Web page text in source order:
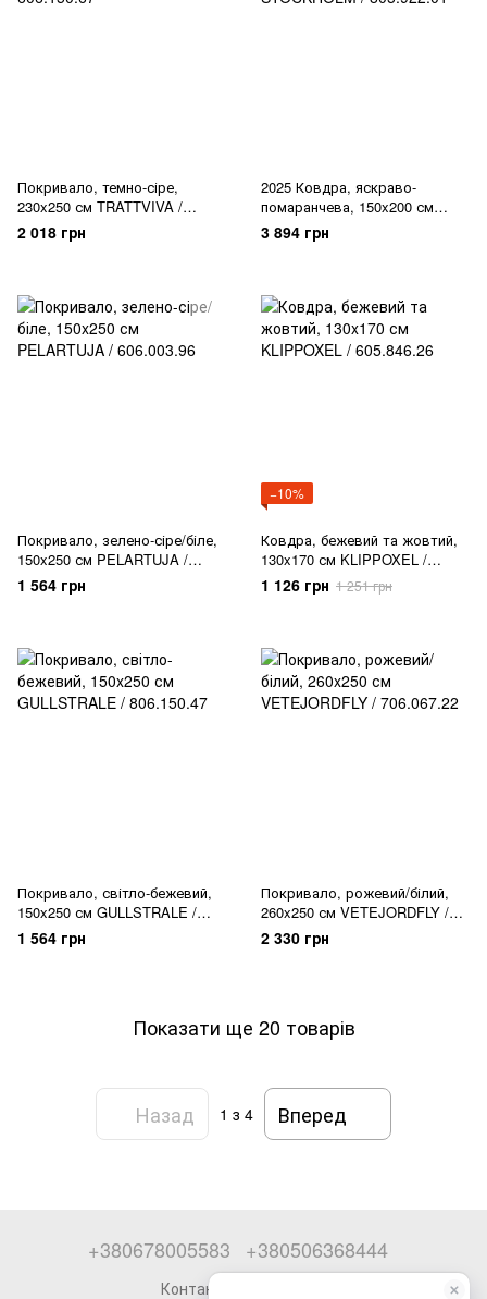
Покривало, темно-сіре,
230x250 см TRATTVIVA /
606.150.67
2 018 грн
2025 Ковдра, яскраво-
помаранчева, 150x200 см
STOCKHOLM / 805.922.01
3 894 грн
Покривало, зелено-сіре/біле,
150x250 см PELARTUJA /
606.003.96
1 564 грн
−10%
Ковдра, бежевий та жовтий,
130x170 см KLIPPOXEL /
605.846.26
1 126 грн 1 251 грн
Покривало, світло-бежевий,
150x250 см GULLSTRALE /
806.150.47
1 564 грн
Покривало, рожевий/білий,
260x250 см VETEJORDFLY /
706.067.22
2 330 грн
Показати ще 20 товарів
Назад 1 з 4 Вперед
+380678005583 +380506368444
Контактна інформація